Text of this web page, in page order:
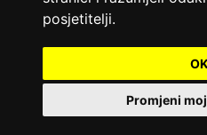
posjetitelji.
OK
Promjeni